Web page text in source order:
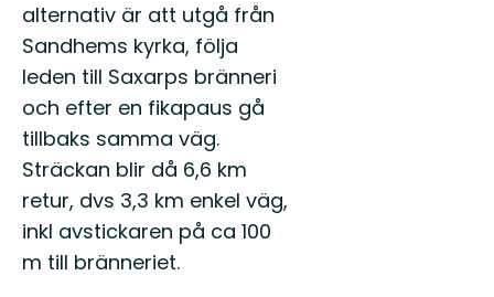
alternativ är att utgå från
Sandhems kyrka, följa
leden till Saxarps bränneri
och efter en fikapaus gå
tillbaks samma väg.
Sträckan blir då 6,6 km
retur, dvs 3,3 km enkel väg,
inkl avstickaren på ca 100
m till bränneriet.